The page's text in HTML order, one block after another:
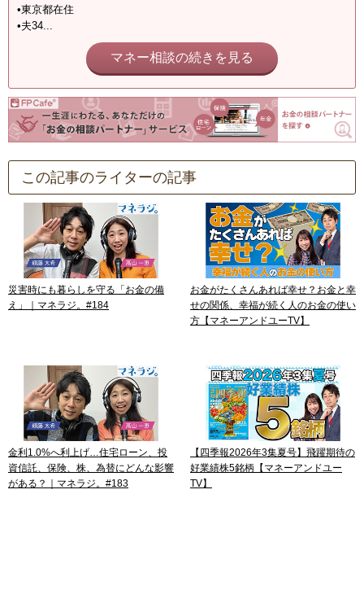
•東京都在住
•夫34...
マネー相談の続きを見る
この記事のライターの記事
災害時にも暮らしを守る「お金の備
え」｜マネラジ。#184
お金がたくさんあれば幸せ？お金と幸
せの関係、幸福が続く人のお金の使い
方【マネーアンドユーTV】
金利1.0%へ利上げ…住宅ローン、投
資信託、保険、株、為替にどんな影響
がある？｜マネラジ。#183
【四季報2026年3集夏号】飛躍期待の
好業績株5銘柄【マネーアンドユー
TV】